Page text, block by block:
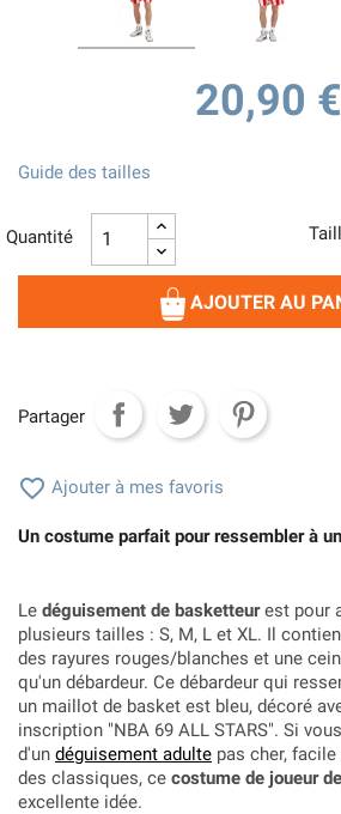
20,90 €
Guide des tailles
Quantité
AJOUTER AU
Partager
 Ajouter à mes favoris
Un costume parfait pour ressembler à
Le déguisement de basketteurest pour
plusieurs tailles : S, M, L et XL. Il
des rayures rouges/blanches et une
qu'un débardeur. Ce débardeur qui
un maillot de basket est bleu, décoré
inscription "NBA 69 ALL STARS". Si
d'un déguisement adulte pas cher,
des classiques, ce costume de joueur
excellente idée.